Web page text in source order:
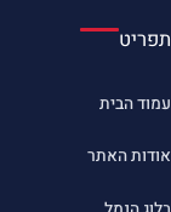
תפריט
עמוד הבית
אודות האתר